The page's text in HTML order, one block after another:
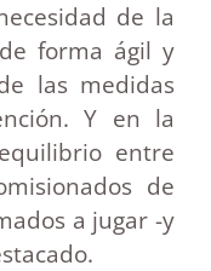
de la
forma ágil y
las medidas
Y en la
entre
de
a jugar -y